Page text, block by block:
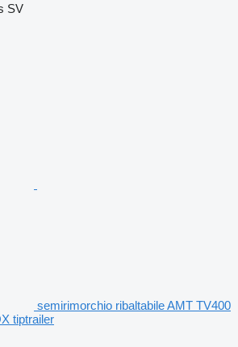
SV
semirimorchio ribaltabile AMT TV400
tiptrailer